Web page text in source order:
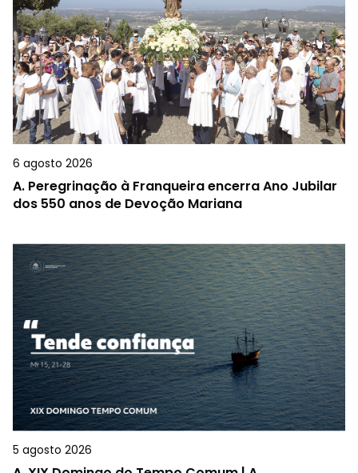
6 agosto 2026
A. Peregrinação à Franqueira encerra Ano Jubilar
dos 550 anos de Devoção Mariana
5 agosto 2026